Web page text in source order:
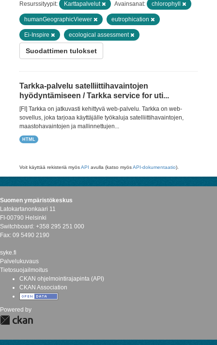
Resurssityypit: Karttapalvelut Avainsanat: chlorophyll
humanGeographicViewer eutrophication
Ei-Inspire ecological assessment
Suodattimen tulokset
Tarkka-palvelu satelliittihavaintojen
hyödyntämiseen / Tarkka service for uti...
[FI] Tarkka on jatkuvasti kehittyvä web-palvelu. Tarkka on web-
sovellus, joka tarjoaa käyttäjälle työkaluja satelliittihavaintojen,
maastohavaintojen ja mallinnettujen...
HTML
Voit käyttää rekisteriä myösAPI avulla (katso myösAPI-dokumentaatio).
Suomen ympäristökeskus
Latokartanonkaari 11
FI-00790 Helsinki
Switchboard: +358 295 251 000
Fax: 09 5490 2190
syke.fi
Palvelukuvaus
Tietosuojailmoitus
CKAN ohjelmointirajapinta (API)
CKAN Association
Powered by